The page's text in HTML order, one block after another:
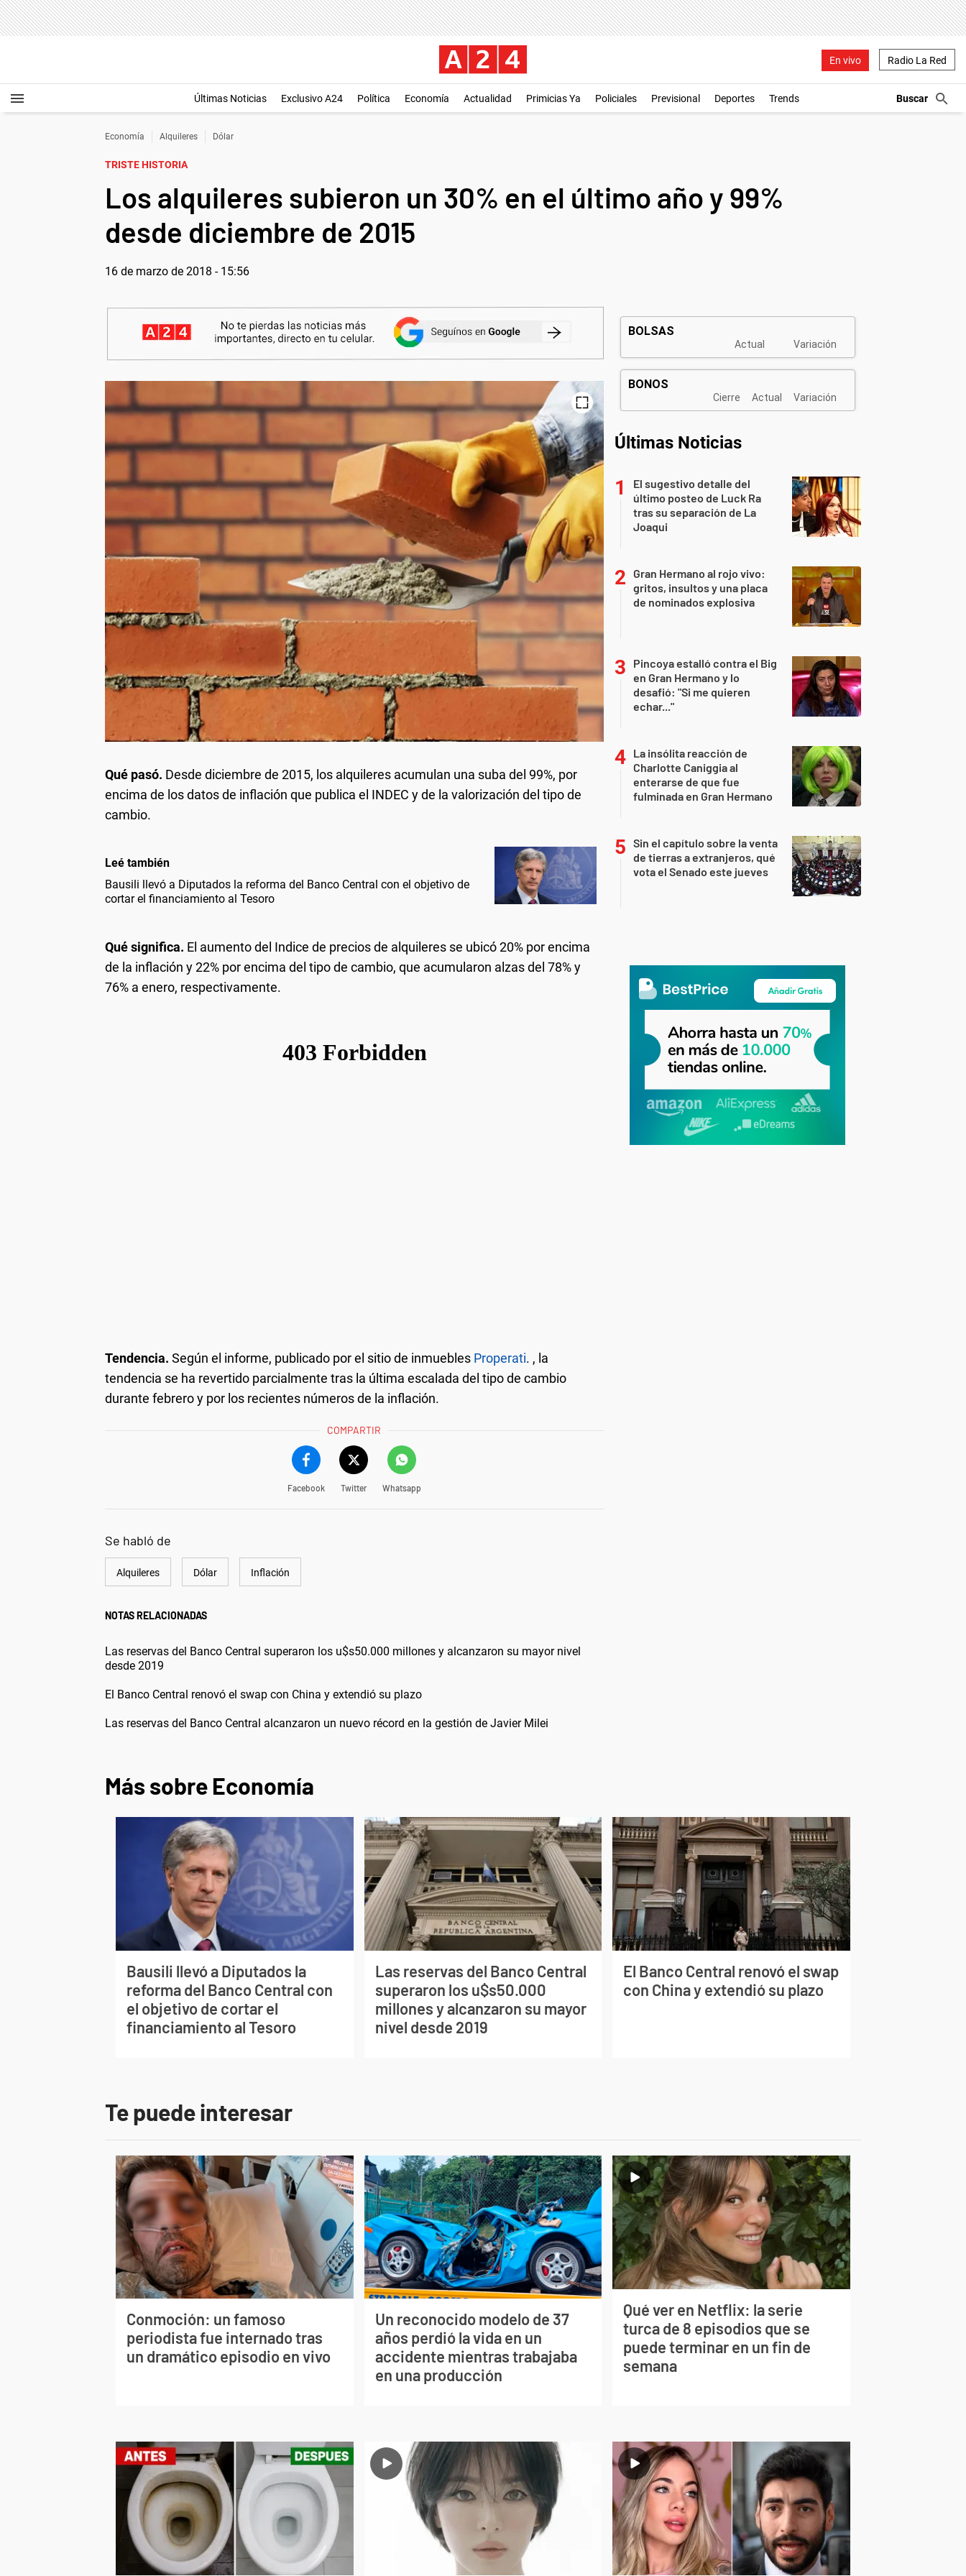
En vivo Radio La Red
Últimas Noticias Exclusivo A24 Política Economía Actualidad Primicias Ya Policiales Previsional Deportes Trends
Economía Alquileres Dólar
TRISTE HISTORIA
Los alquileres subieron un 30% en el último año y 99%
desde diciembre de 2015
16 de marzo de 2018 - 15:56
Qué pasó. Desde diciembre de 2015, los alquileres acumulan una suba del 99%, por
encima de los datos de inflación que publica el INDEC y de la valorización del tipo de
cambio.
Leé también
Bausili llevó a Diputados la reforma del Banco Central con el objetivo de
cortar el financiamiento al Tesoro
Qué significa. El aumento del Indice de precios de alquileres se ubicó 20% por encima
de la inflación y 22% por encima del tipo de cambio, que acumularon alzas del 78% y
76% a enero, respectivamente.
Tendencia. Según el informe, publicado por el sitio de inmuebles Properati. , la
tendencia se ha revertido parcialmente tras la última escalada del tipo de cambio
durante febrero y por los recientes números de la inflación.
COMPARTIR
Facebook Twitter Whatsapp
Se habló de
Alquileres Dólar Inflación
NOTAS RELACIONADAS
Las reservas del Banco Central superaron los u$s50.000 millones y alcanzaron su mayor nivel
desde 2019
El Banco Central renovó el swap con China y extendió su plazo
Las reservas del Banco Central alcanzaron un nuevo récord en la gestión de Javier Milei
Últimas Noticias
El sugestivo detalle del
último posteo de Luck Ra
tras su separación de La
Joaqui
Gran Hermano al rojo vivo:
gritos, insultos y una placa
de nominados explosiva
Pincoya estalló contra el Big
en Gran Hermano y lo
desafió: "Si me quieren
echar..."
La insólita reacción de
Charlotte Caniggia al
enterarse de que fue
fulminada en Gran Hermano
Sin el capítulo sobre la venta
de tierras a extranjeros, qué
vota el Senado este jueves
Más sobre Economía
Bausili llevó a Diputados la
reforma del Banco Central con
el objetivo de cortar el
financiamiento al Tesoro
Las reservas del Banco Central
superaron los u$s50.000
millones y alcanzaron su mayor
nivel desde 2019
El Banco Central renovó el swap
con China y extendió su plazo
Te puede interesar
Conmoción: un famoso
periodista fue internado tras
un dramático episodio en vivo
Un reconocido modelo de 37
años perdió la vida en un
accidente mientras trabajaba
en una producción
Qué ver en Netflix: la serie
turca de 8 episodios que se
puede terminar en un fin de
semana